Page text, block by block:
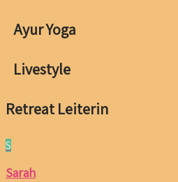
Ayur Yoga
Livestyle
Retreat Leiterin
S
Sarah